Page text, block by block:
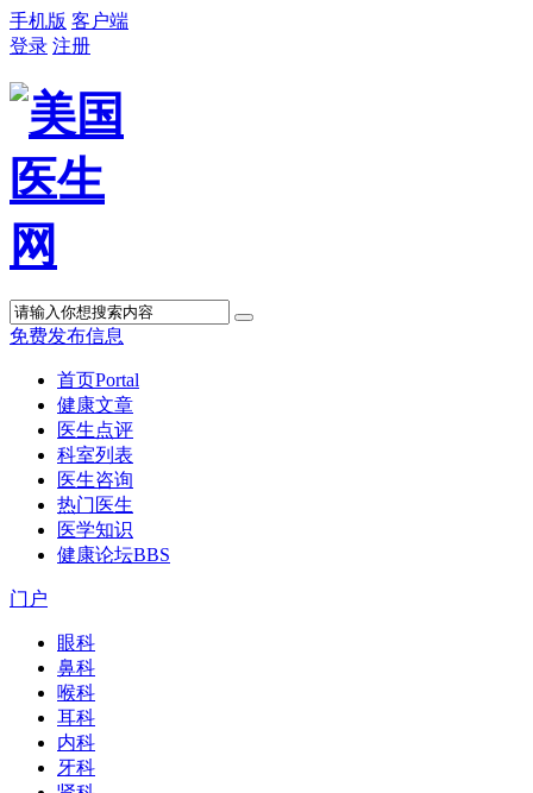
手机版 客户端
登录 注册
免费发布信息
首页Portal
健康文章
医生点评
科室列表
医生咨询
热门医生
医学知识
健康论坛BBS
门户
眼科
鼻科
喉科
耳科
内科
牙科